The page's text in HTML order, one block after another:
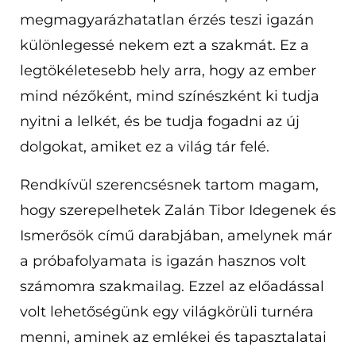
megmagyarázhatatlan érzés teszi igazán
különlegessé nekem ezt a szakmát. Ez a
legtökéletesebb hely arra, hogy az ember
mind nézőként, mind színészként ki tudja
nyitni a lelkét, és be tudja fogadni az új
dolgokat, amiket ez a világ tár felé.
Rendkívül szerencsésnek tartom magam,
hogy szerepelhetek Zalán Tibor Idegenek és
Ismerősök című darabjában, amelynek már
a próbafolyamata is igazán hasznos volt
számomra szakmailag. Ezzel az előadással
volt lehetőségünk egy világkörüli turnéra
menni, aminek az emlékei és tapasztalatai